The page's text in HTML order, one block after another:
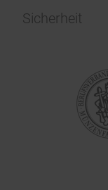
Sicherheit